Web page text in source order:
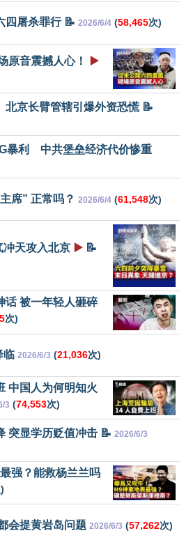
四屠杀罪行 📝 2026/6/4 (58,465次)
原音震撼人心！
▶️
京长臂管辖引爆外资恐慌 📝
暴利 中共堡垒经济代价惨重
席” 正常吗？ 2026/6/4 (61,548次)
冲天攻入北京 ▶️ 📝
话 被一年轻人砸碎
次)
临 2026/6/3 (21,036次)
中国人为何明知火
3 (74,553次)
突显学历贬值冲击 📝 2026/6/3
强？能救杨兰兰吗
会提黄岩岛问题 2026/6/3 (57,262次)